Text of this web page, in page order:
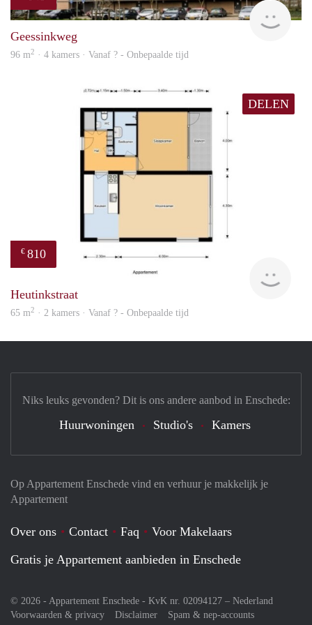
Geessinkweg
96 m2 · 4 kamers · Vanaf ? - Onbepaalde tijd
DELEN
€ 810
Heutinkstraat
65 m2 · 2 kamers · Vanaf ? - Onbepaalde tijd
Op Appartement Enschede vind en verhuur je makkelijk je
Appartement
Over ons Contact Faq
Voor Makelaars
Gratis je Appartement aanbieden in Enschede
© 2026 - Appartement Enschede - KvK nr. 02094127 – Nederland
Voorwaarden & privacy
Disclaimer
Spam & nep-accounts
Niks leuks gevonden? Dit is ons andere aanbod in Enschede:
Huurwoningen Studio's Kamers